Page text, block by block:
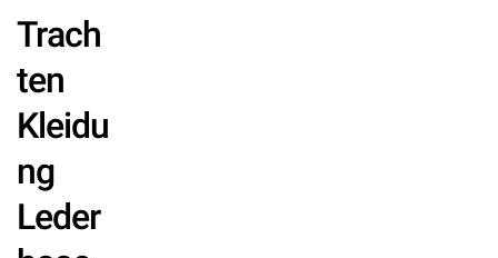
Trach
ten
Kleidu
ng
Leder